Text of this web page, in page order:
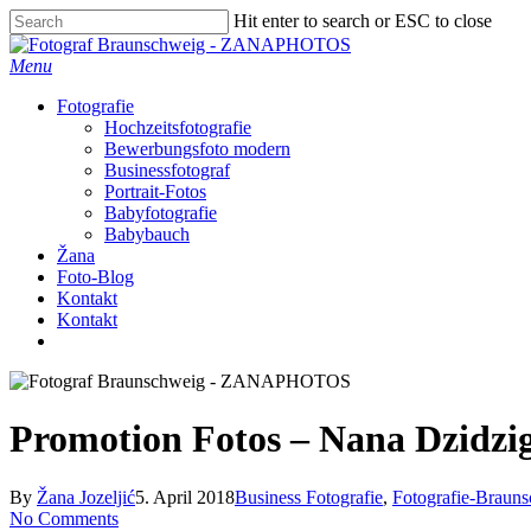
Skip
to
main
Hit enter to search or ESC to close
Close
Search
Menu
Fotografie
Hochzeitsfotografie
Bewerbungsfoto modern
Businessfotograf
Portrait-Fotos
Babyfotografie
Babybauch
Žana
Foto-Blog
Kontakt
Kontakt
Promotion Fotos – Nana
By Žana Jozeljić5. April 2018Business Fotografie, Fotografie-
No Comments